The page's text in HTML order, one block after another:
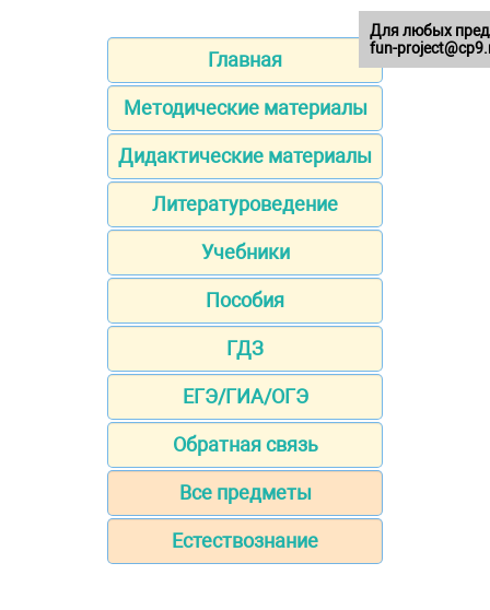
Главная
Методические материалы
Дидактические материалы
Литературоведение
Учебники
Пособия
ГДЗ
ЕГЭ/ГИА/ОГЭ
Обратная связь
Все предметы
Естествознание
Для любых
fun-